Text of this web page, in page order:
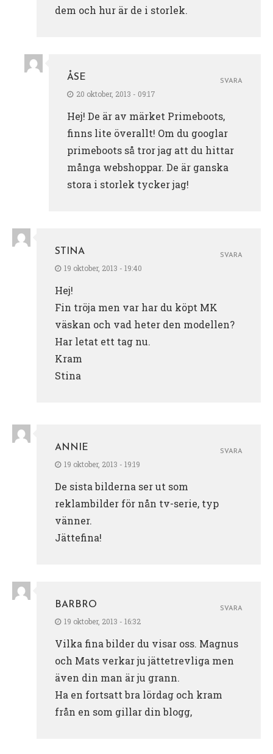
dem och hur är de i storlek.
ÅSE
20 oktober, 2013 - 09:17
Hej! De är av märket Primeboots,
finns lite överallt! Om du googlar
primeboots så tror jag att du hittar
många webshoppar. De är ganska
stora i storlek tycker jag!
SVARA
STINA
19 oktober, 2013 - 19:40
Hej!
Fin tröja men var har du köpt MK
väskan och vad heter den modellen?
Har letat ett tag nu.
Kram
Stina
SVARA
ANNIE
19 oktober, 2013 - 19:19
De sista bilderna ser ut som
reklambilder för nån tv-serie, typ
vänner.
Jättefina!
SVARA
BARBRO
19 oktober, 2013 - 16:32
Vilka fina bilder du visar oss. Magnus
och Mats verkar ju jättetrevliga men
även din man är ju grann.
Ha en fortsatt bra lördag och kram
från en som gillar din blogg,
SVARA